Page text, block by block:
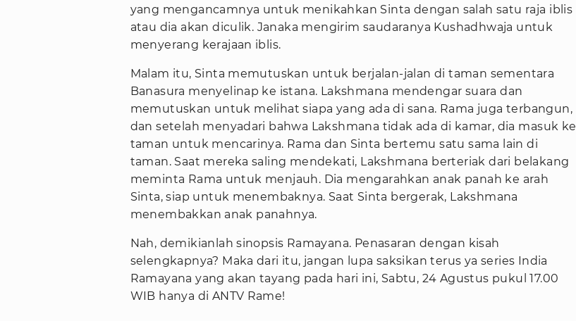
yang mengancamnya untuk menikahkan Sinta dengan salah satu raja iblis
atau dia akan diculik. Janaka mengirim saudaranya Kushadhwaja untuk
menyerang kerajaan iblis.
Malam itu, Sinta memutuskan untuk berjalan-jalan di taman sementara
Banasura menyelinap ke istana. Lakshmana mendengar suara dan
memutuskan untuk melihat siapa yang ada di sana. Rama juga terbangun,
dan setelah menyadari bahwa Lakshmana tidak ada di kamar, dia masuk ke
taman untuk mencarinya. Rama dan Sinta bertemu satu sama lain di
taman. Saat mereka saling mendekati, Lakshmana berteriak dari belakang
meminta Rama untuk menjauh. Dia mengarahkan anak panah ke arah
Sinta, siap untuk menembaknya. Saat Sinta bergerak, Lakshmana
menembakkan anak panahnya.
Nah, demikianlah sinopsis Ramayana. Penasaran dengan kisah
selengkapnya? Maka dari itu, jangan lupa saksikan terus ya series India
Ramayana yang akan tayang pada hari ini, Sabtu, 24 Agustus pukul 17.00
WIB hanya di ANTV Rame!